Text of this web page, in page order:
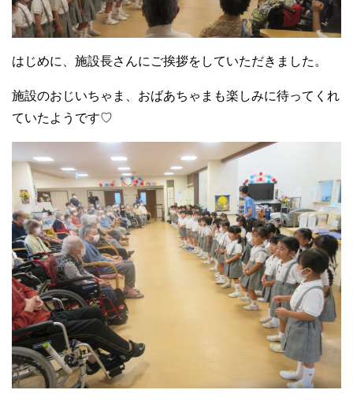
はじめに、施設長さんにご挨拶をしていただきました。
施設のおじいちゃま、おばあちゃまも楽しみに待ってくれ
ていたようです♡